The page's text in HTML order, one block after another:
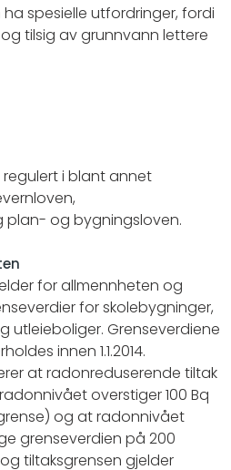
spesielle utfordringer, fordi
tilsig av grunnvann lettere
i blant annet
plan- og bygningsloven.
for allmennheten og
for skolebygninger,
utleieboliger. Grenseverdiene
innen 1.1.2014.
at radonreduserende tiltak
overstiger 100 Bq
og at radonnivået
grenseverdien på 200
tiltaksgrensen gjelder